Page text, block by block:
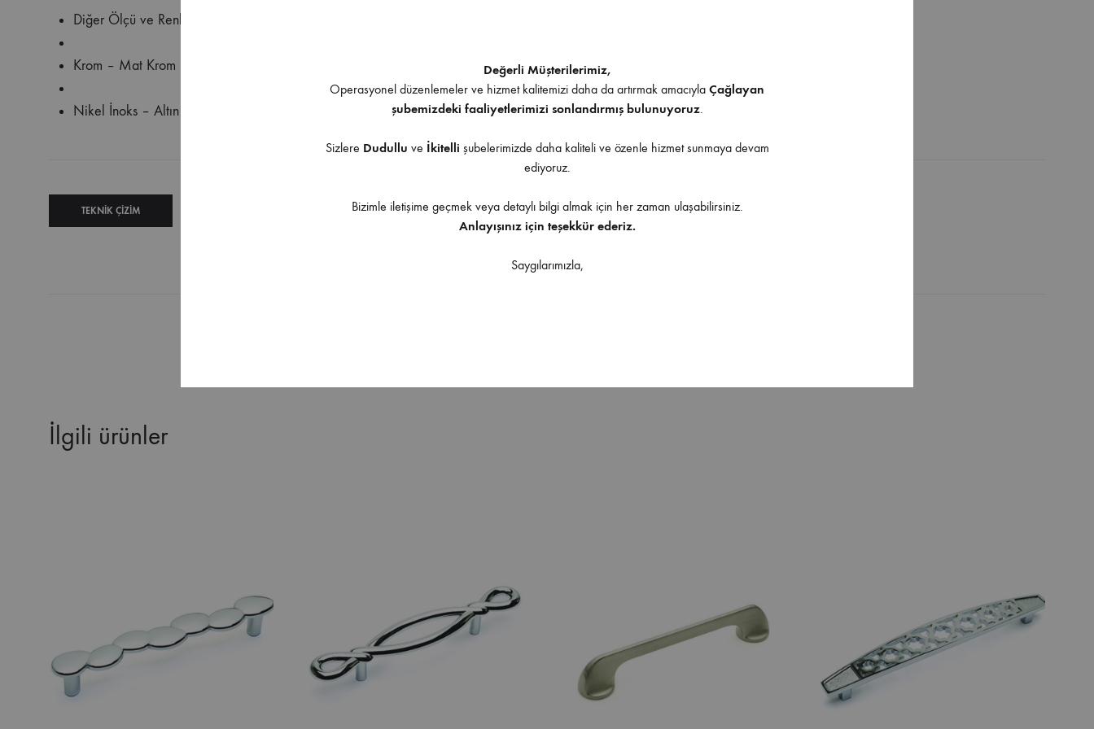
Diğer Ölçü ve Renk Seçenekleri İçin Bizimle İletişime Geçebilirsiniz
Krom – Mat Krom – Mat Siyah – Dumanlı Siyah – Antik – Dumanlı Antik
Nikel İnoks – Altın – Mat Altın – Titanyum – Bakır – Füme – Bordo – Kahve – Bronz
İndirilebilir İçerik
TEKNIK ÇIZIM
İlgili ürünler
Değerli Müşterilerimiz,
Operasyonel düzenlemeler ve hizmet kalitemizi daha da artırmak amacıyla Çağlayan
şubemizdeki faaliyetlerimizi sonlandırmış bulunuyoruz.
Sizlere Dudullu ve İkitelli şubelerimizde daha kaliteli ve özenle hizmet sunmaya devam
ediyoruz.
Bizimle iletişime geçmek veya detaylı bilgi almak için her zaman ulaşabilirsiniz.
Anlayışınız için teşekkür ederiz.
Saygılarımızla,